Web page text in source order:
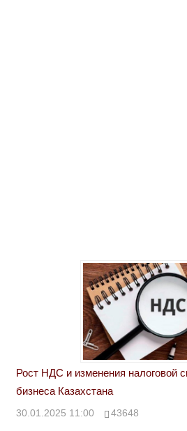
Рост НДС и изменения налоговой
бизнеса Казахстана
30.01.2025 11:00 43648